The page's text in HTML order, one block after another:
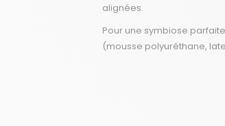
alignées.
Pour une symbiose
(mousse polyuréthane,